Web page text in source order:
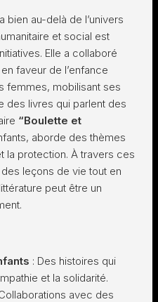
bien au-delà de l’univers
et social est
Elle a collaboré
faveur de l’enfance
femmes, mobilisant ses
des livres qui parlent des
“Boulette et
aborde des thèmes
la protection. À travers ces
leçons de vie tout en
peut être un
: Des histoires qui
et la solidarité.
avec des